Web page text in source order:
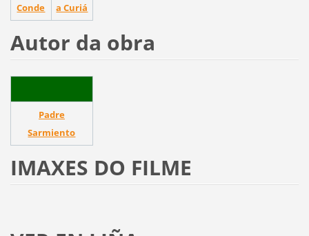
Conde
a Curiá
Autor da obra
Padre
Sarmiento
IMAXES DO FILME